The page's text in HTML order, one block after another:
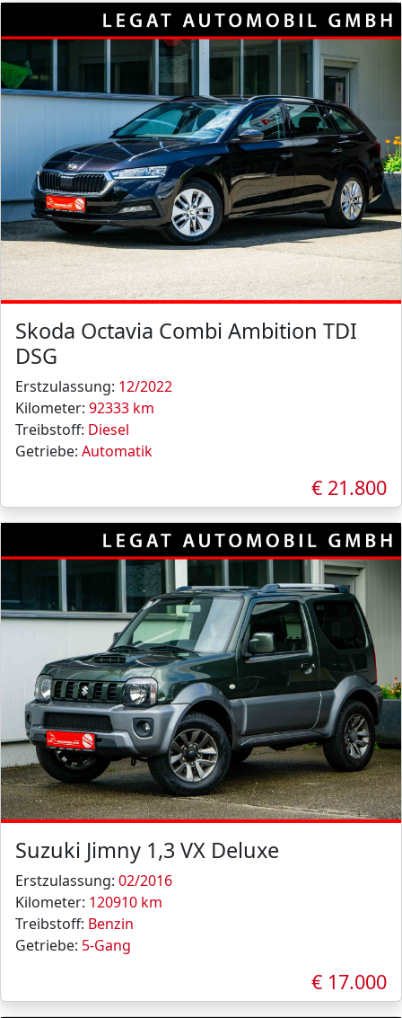
Skoda Octavia Combi Ambition TDI
DSG
Erstzulassung: 12/2022
Kilometer: 92333 km
Treibstoff: Diesel
Getriebe: Automatik
€ 21.800
Suzuki Jimny 1,3 VX Deluxe
Erstzulassung: 02/2016
Kilometer: 120910 km
Treibstoff: Benzin
Getriebe: 5-Gang
€ 17.000